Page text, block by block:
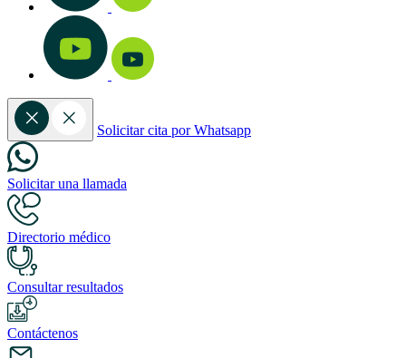
Solicitar cita por Whatsapp
Solicitar una llamada
Directorio médico
Consultar resultados
Contáctenos